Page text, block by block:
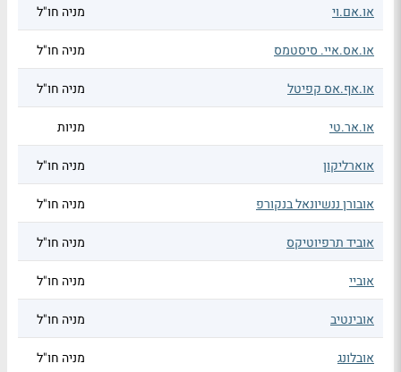
או.אם.וי מניה חו"ל
או.אס.איי. סיסטמס מניה חו"ל
או.אף.אס קפיטל מניה חו"ל
או.אר.טי מניות
אוארליקון מניה חו"ל
אובורן ננשיונאל בנקורפ מניה חו"ל
אוביד תרפיוטיקס מניה חו"ל
אוביי מניה חו"ל
אובינטיב מניה חו"ל
אובלונג מניה חו"ל